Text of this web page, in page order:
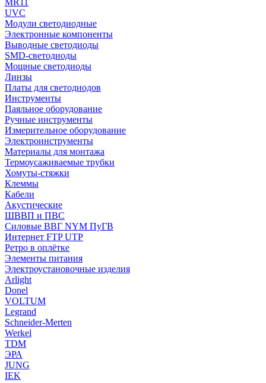
MR11
UVC
Модули светодиодные
Электронные компоненты
Выводные светодиоды
SMD-светодиоды
Мощные светодиоды
Линзы
Платы для светодиодов
Инструменты
Паяльное оборудование
Ручные инструменты
Измерительное оборудование
Электроинструменты
Материалы для монтажа
Термоусаживаемые трубки
Хомуты-стяжки
Клеммы
Кабели
Акустические
ШВВП и ПВС
Силовые ВВГ NYM ПуГВ
Интернет FTP UTP
Ретро в оплётке
Элементы питания
Электроустановочные изделия
Arlight
Donel
VOLTUM
Legrand
Schneider-Merten
Werkel
TDM
ЭРА
JUNG
IEK